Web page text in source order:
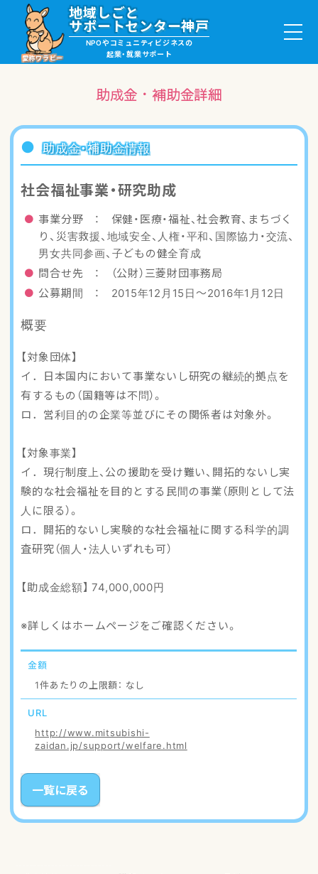
愛称ワラビー
地域しごと
サポートセンター神戸
NPOやコミュニティビジネスの
起業・就業サポート
就職・ボランティア情報
講座・サロン情報
助成金・補助金情報
ワラビーについて
ご登録・お問い合わせ
助成金・補助金詳細
助成金・補助金情報
社会福祉事業・研究助成
事業分野 ： 保健・医療・福祉、社会教育、まちづく
り、災害救援、地域安全、人権・平和、国際協力・交流、
男女共同参画、子どもの健全育成
問合せ先 ： （公財）三菱財団事務局
公募期間 ： 2015年12月15日〜2016年1月12日
概要
【対象団体】
イ．日本国内において事業ないし研究の継続的拠点を
有するもの（国籍等は不問）。
ロ．営利目的の企業等並びにその関係者は対象外。
【対象事業】
イ．現行制度上、公の援助を受け難い、開拓的ないし実
験的な社会福祉を目的とする民間の事業（原則として法
人に限る）。
ロ．開拓的ないし実験的な社会福祉に関する科学的調
査研究（個人・法人いずれも可）
【助成金総額】 74,000,000円
※詳しくはホームページをご確認ください。
金額
1件あたりの上限額： なし
URL
http://www.mitsubishi-
zaidan.jp/support/welfare.html
一覧に戻る